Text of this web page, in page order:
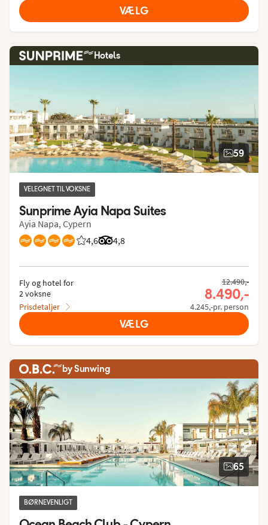
VÆLG
Hotels
59
VELEGNET TIL VOKSNE
Sunprime Ayia Napa Suites
Ayia Napa, Cypern
4,6
Bedømmelse fra Spies gæster: 4.589/5
4,8
Bedømmelse fra Tripadvisor: 4.8 of 5
Fly og hotel for
2 voksne
Prisdetaljer
12.490,-
8.490,-
4.245,-pr. person
VÆLG
by Sunwing
65
BØRNEVENLIGT